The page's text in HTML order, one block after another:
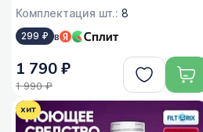
Комплектация шт.: 8
299 ₽ в
1 790 ₽
1 990 ₽
хит